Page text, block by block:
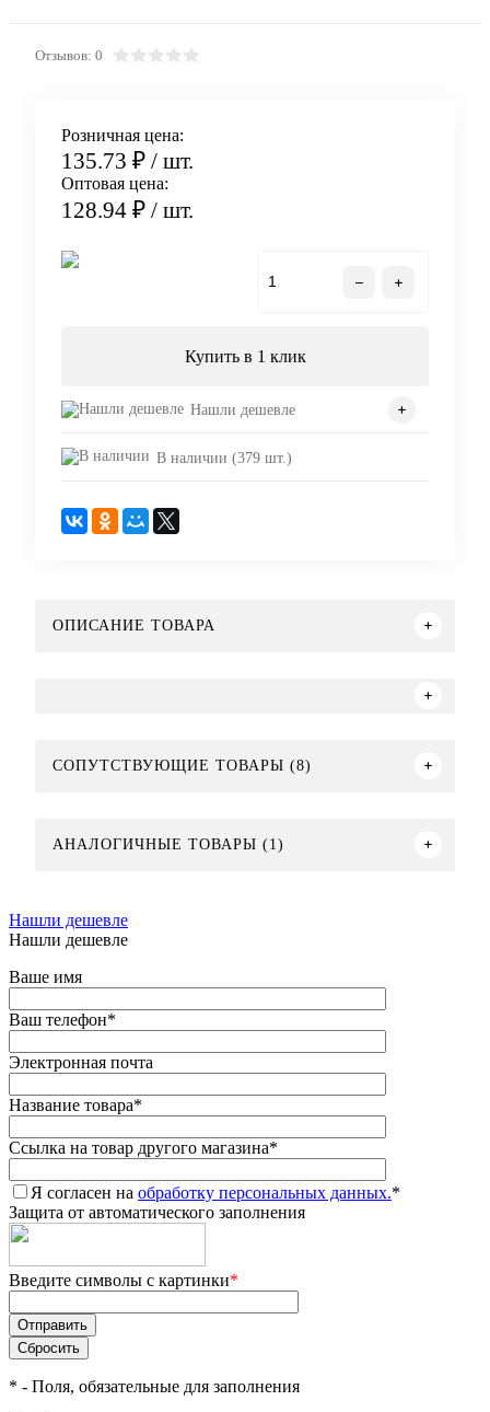
Отзывов: 0
Розничная цена:
135.73 ₽ / шт.
Оптовая цена:
128.94 ₽ / шт.
Купить в 1 клик
Нашли дешевле
В наличии (379 шт.)
ОПИСАНИЕ ТОВАРА
СОПУТСТВУЮЩИЕ ТОВАРЫ (8)
АНАЛОГИЧНЫЕ ТОВАРЫ (1)
Нашли дешевле
Нашли дешевле
Ваше имя
Ваш телефон*
Электронная почта
Название товара*
Ссылка на товар другого магазина*
Я согласен на обработку персональных данных.*
Защита от автоматического заполнения
Введите символы с картинки*
* - Поля, обязательные для заполнения